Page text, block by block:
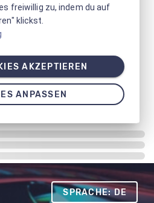
SPRACHE: DE
freiwillig zu, indem du auf
klickst.
AKZEPTIEREN
ANPASSEN